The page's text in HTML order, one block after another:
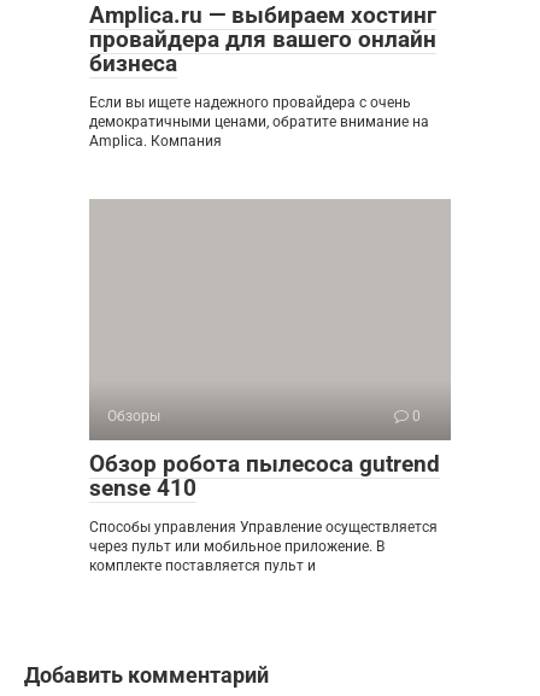
Amplica.ru — выбираем хостинг
провайдера для вашего онлайн
бизнеса
Если вы ищете надежного провайдера с очень
демократичными ценами, обратите внимание на
Amplica. Компания
Обзоры 0
Обзор робота пылесоса gutrend
sense 410
Способы управления Управление осуществляется
через пульт или мобильное приложение. В
комплекте поставляется пульт и
Добавить комментарий